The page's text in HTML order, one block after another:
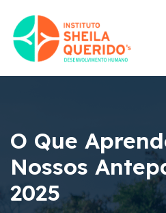
O Que
Nossos
2025